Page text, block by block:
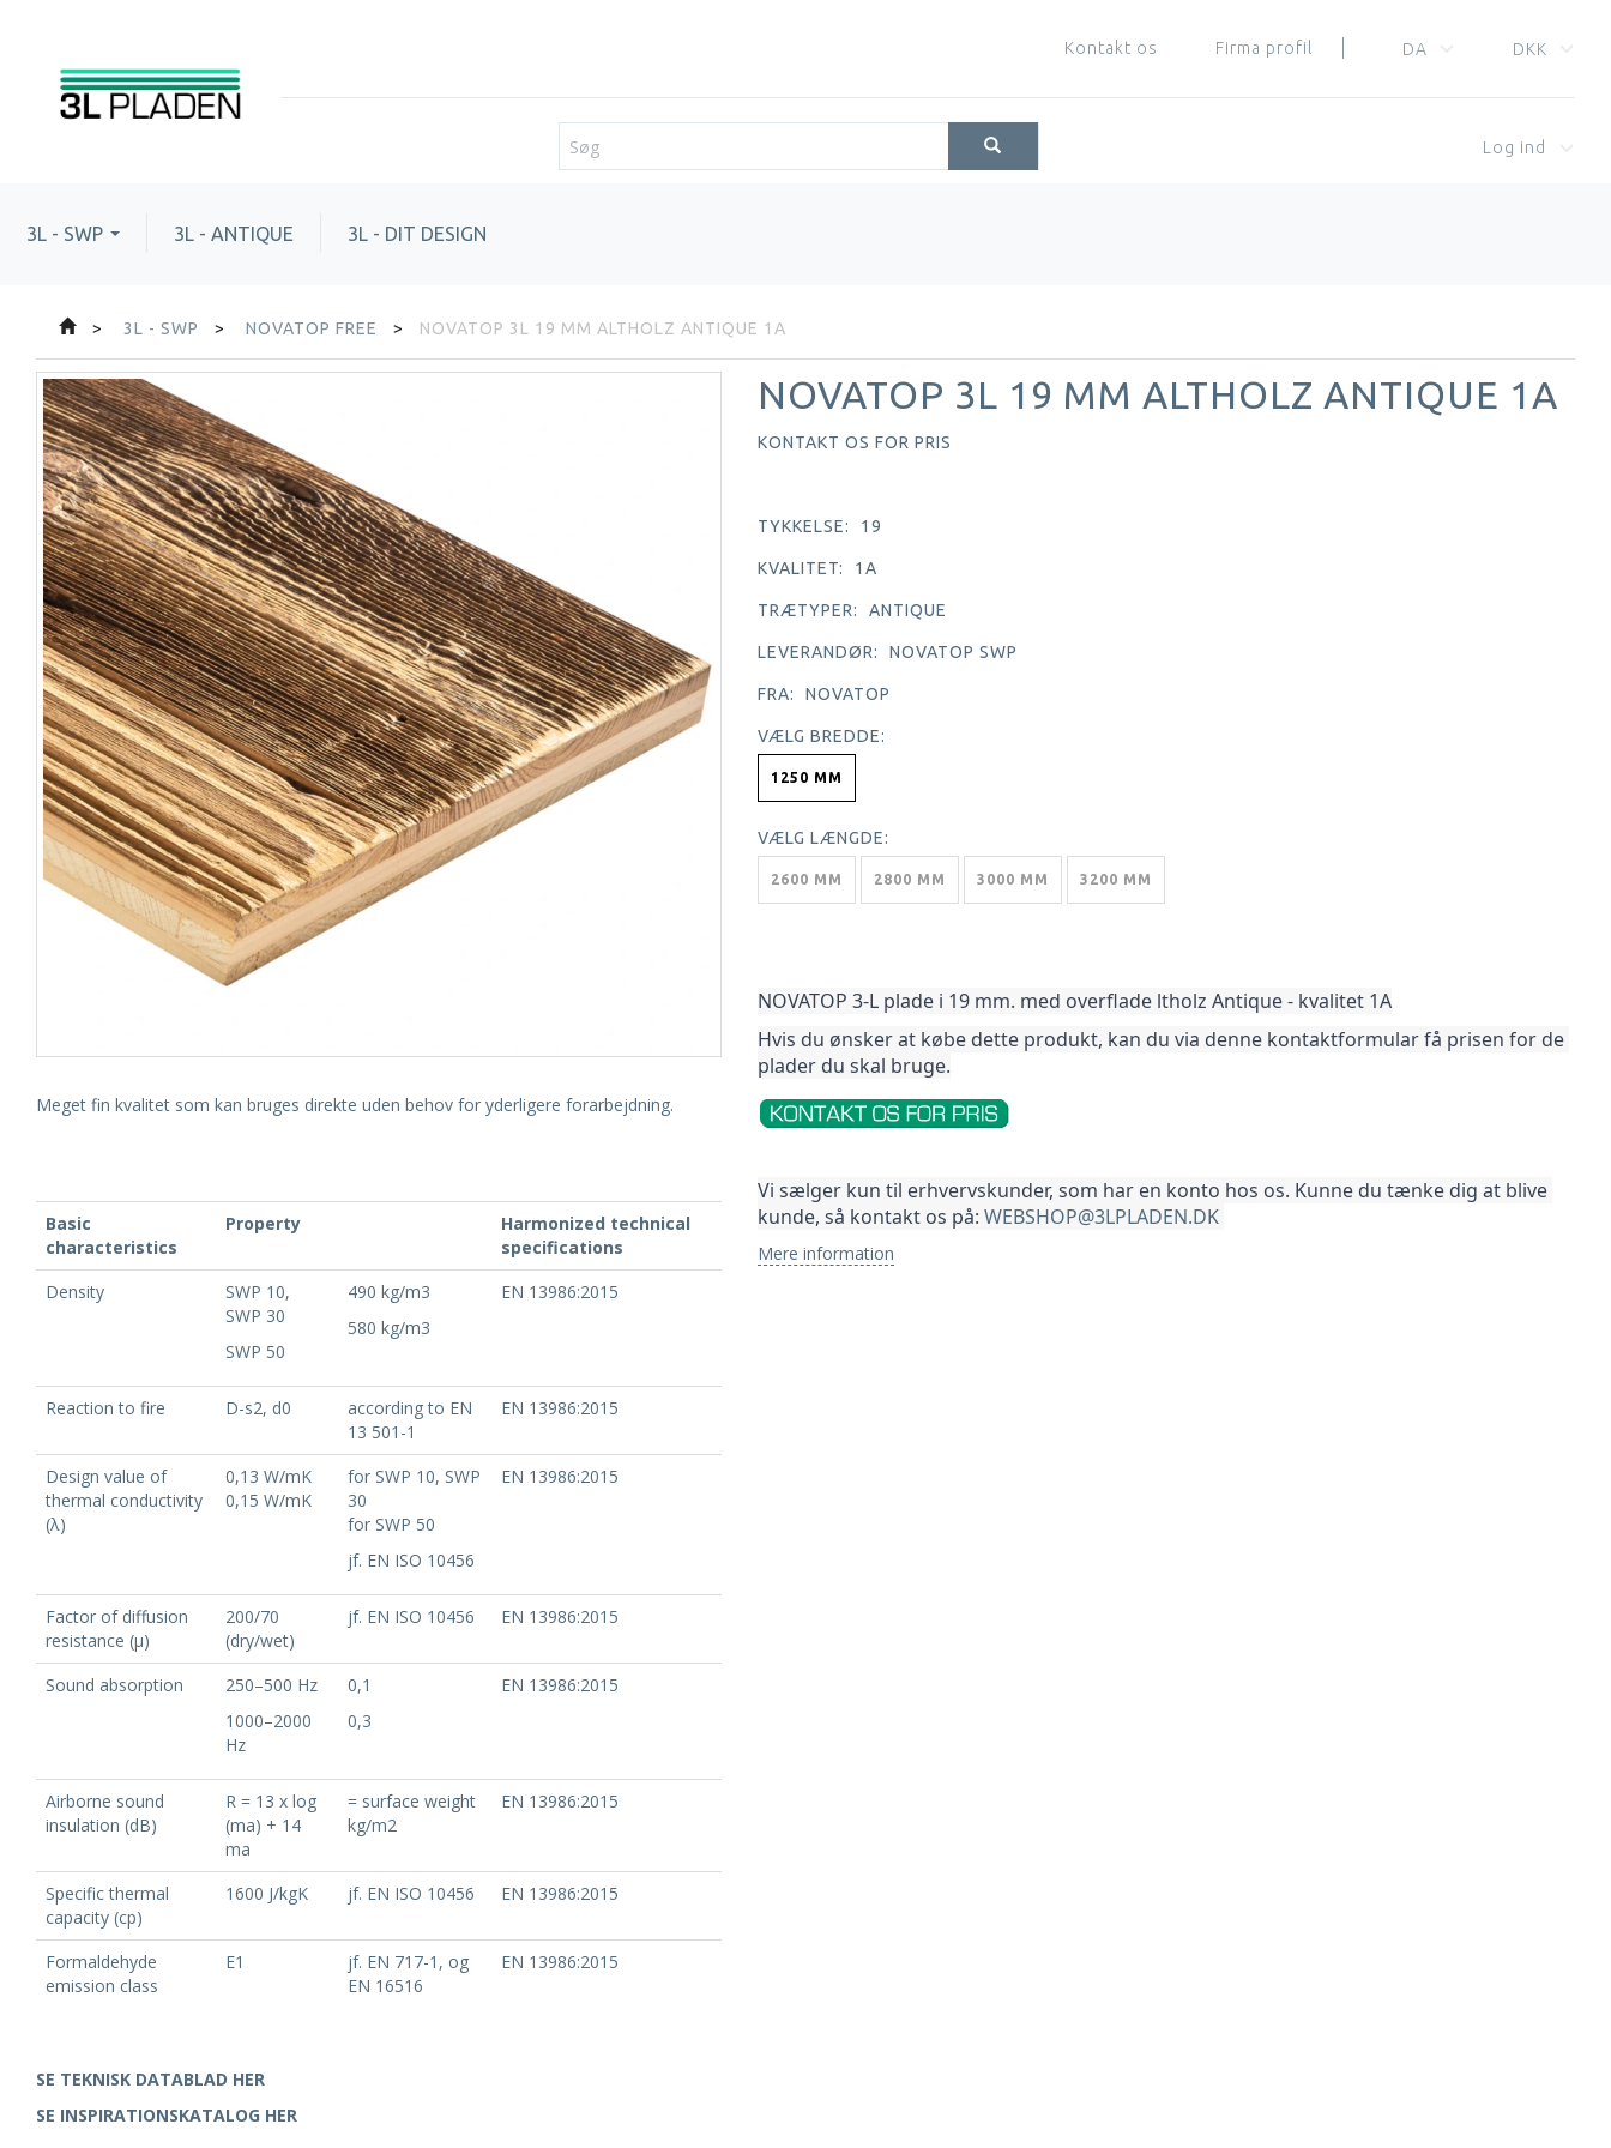
DKK
DA
Firma profil
Kontakt os
Log ind
3L - SWP 3L - ANTIQUE 3L - DIT DESIGN
3L - SWP NOVATOP FREE NOVATOP 3L 19 MM ALTHOLZ ANTIQUE 1A
Meget fin kvalitet som kan bruges direkte uden behov for yderligere forarbejdning.
Basic
characteristics
Property
Harmonized technical
specifications
Density
SWP 10,
SWP 30
SWP 50
490 kg/m3
580 kg/m3
EN 13986:2015
Reaction to fire D-s2, d0
according to EN
13 501-1
EN 13986:2015
Design value of
thermal conductivity
(λ)
0,13 W/mK
0,15 W/mK
for SWP 10, SWP
30
for SWP 50
jf. EN ISO 10456
EN 13986:2015
Factor of diffusion
resistance (μ)
200/70
(dry/wet)
jf. EN ISO 10456 EN 13986:2015
Sound absorption
250–500 Hz
1000–2000
Hz
0,1
0,3
EN 13986:2015
Airborne sound
insulation (dB)
R = 13 x log
(ma) + 14
ma
= surface weight
kg/m2
EN 13986:2015
Specific thermal
capacity (cp)
1600 J/kgK jf. EN ISO 10456 EN 13986:2015
Formaldehyde
emission class
E1
jf. EN 717-1, og
EN 16516
EN 13986:2015
SE TEKNISK DATABLAD HER
SE INSPIRATIONSKATALOG HER
NOVATOP 3L 19 MM ALTHOLZ ANTIQUE 1A
KONTAKT OS FOR PRIS
TYKKELSE: 19
KVALITET: 1A
TRÆTYPER: ANTIQUE
LEVERANDØR: NOVATOP SWP
FRA: NOVATOP
VÆLG BREDDE:
1250 MM
VÆLG LÆNGDE:
2600 MM 2800 MM 3000 MM 3200 MM
NOVATOP 3-L plade i 19 mm. med overflade ltholz Antique - kvalitet 1A
Hvis du ønsker at købe dette produkt, kan du via denne kontaktformular få prisen for de
plader du skal bruge.
Vi sælger kun til erhvervskunder, som har en konto hos os. Kunne du tænke dig at blive
kunde, så kontakt os på: WEBSHOP@3LPLADEN.DK
Mere information